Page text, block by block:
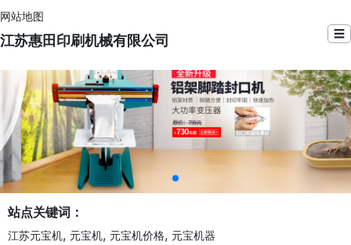
网站地图
江苏惠田印刷机械有限公司 ☰
站点关键词：
江苏元宝机, 元宝机, 元宝机价格, 元宝机器